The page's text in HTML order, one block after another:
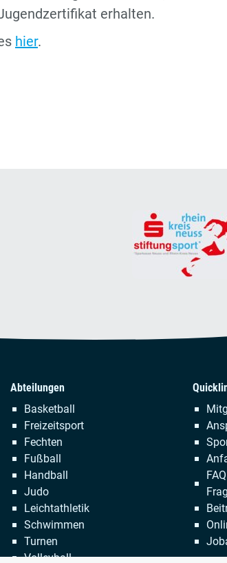
erhalten.
hier.
Abteilungen
Navigation
überspringen
Basketball
Freizeitsport
Fechten
Fußball
Handball
Judo
Leichtathletik
Schwimmen
Turnen
Volleyball